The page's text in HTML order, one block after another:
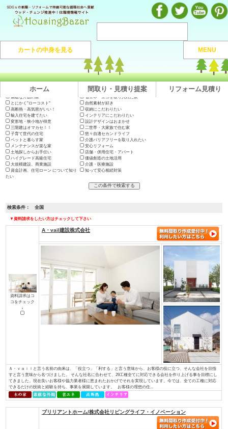
カートの中身を見る MENU
ホーム 間取り・見積り提案 リフォーム見積り
注文住宅のマンガや施工実例、動画を見ながら地域の優良工務店が探せるハウジングバザール
注文住宅HOME> 地域から捜す >全国
出展会社一覧
テーマで絞り込む
木の家に住みたい 地震に強い高耐久の家
長期優良住宅・200年住宅
やっぱり"和"が好き
素敵な外観の家
省エネ・エコを取り入れた家
とにかく"ローコスト"
高断熱・高気密がいい！
設計デザインはおまかせ
子育て世代の住宅
メンテナンスが楽な家
安心リフォーム
土地探しからお手伝い
店舗・併用住宅・アパート
ハイグレード高級住宅
価値創造の土地活用
介護・医療施設
資金計画、住宅ローン について知り
知って安心相続対策
検索条件： 全国